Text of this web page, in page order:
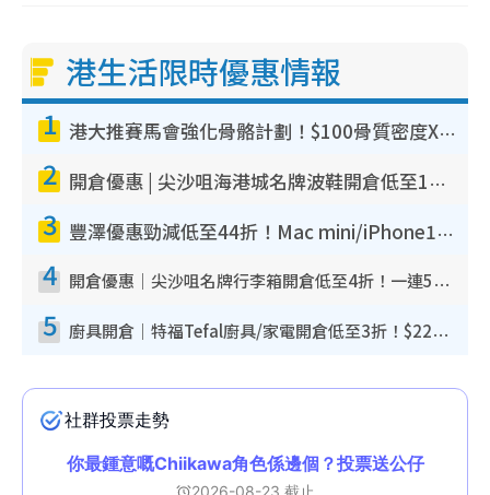
港生活限時優惠情報
1 港大推賽馬會強化骨骼計劃！$100骨質密度X光檢查 完成免費運動訓練送超市禮券！附參加資格
2 開倉優惠 | 尖沙咀海港城名牌波鞋開倉低至1折！On鞋$899起／Joy&Peace鞋履$98起
3 豐澤優惠勁減低至44折！Mac mini/iPhone17Pro大減價！廚房家電$220起
4 開倉優惠｜尖沙咀名牌行李箱開倉低至4折！一連5日 American Tourister/ace./Hallmark $200起！
5 廚具開倉｜特福Tefal廚具/家電開倉低至3折！$220起買平底鍋/炒鑊/湯煲！電飯煲/吸塵機/燙斗$418起